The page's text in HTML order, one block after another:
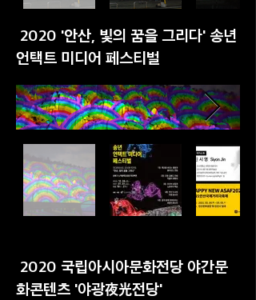
2020 '안산, 빛의 꿈을 그리다' 송년
언택트 미디어 페스티벌
2020 국립아시아문화전당 야간문
화콘텐츠 '야광夜光전당'